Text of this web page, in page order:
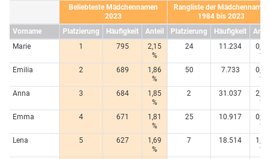
Beliebteste Mädchennamen
2023
Rangliste der Mädchennamen
1984 bis 2023
Vorname
Platzierung Häufigkeit Anteil Platzierung Häufigkeit
Marie
1 795
2,15
%
24 11.234
0,80
%
Emilia
2 689
1,86
%
50 7.733
0,55
%
Anna
3 684
1,85
%
2 31.037
2,20
%
Emma
4 671
1,81
%
25 10.917
0,78
%
Lena
5 627
1,69
%
7 18.514
1,31
%